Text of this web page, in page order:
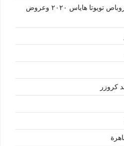
اخر اسعار ومواصفات ميكروباص تويوتا هاياس ٢٠٢٠ وعروض
كروزر